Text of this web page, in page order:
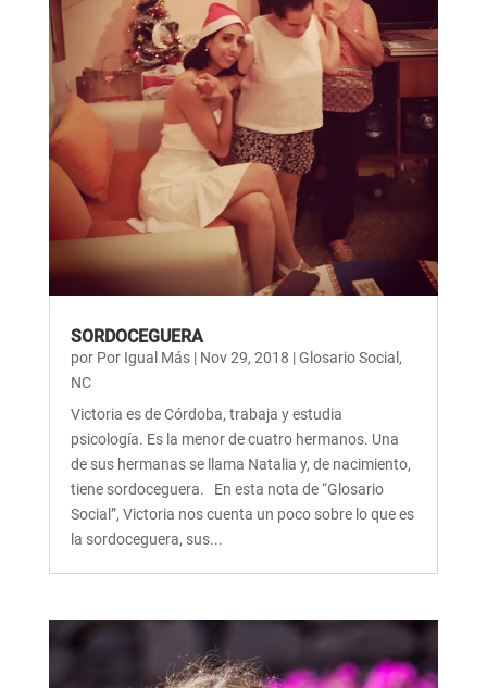
SORDOCEGUERA
por Por Igual Más| Nov 29, 2018 |Glosario Social ,
NC
Victoria es de Córdoba, trabaja y estudia
psicología. Es la menor de cuatro hermanos. Una
de sus hermanas se llama Natalia y, de nacimiento,
tiene sordoceguera. En esta nota de “Glosario
Social”, Victoria nos cuenta un poco sobre lo que es
la sordoceguera, sus...